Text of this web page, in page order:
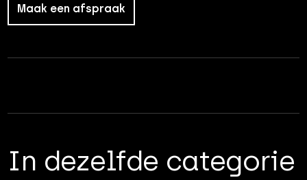
Maak een afspraak
In dezelfde categorie